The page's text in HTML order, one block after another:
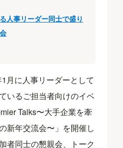
人事リーダー同士で盛り
月に人事リーダーとして
いるご担当者向けのイベ
Talks〜大手企業を牽
新年交流会〜」を開催し
者同士の懇親会、トーク